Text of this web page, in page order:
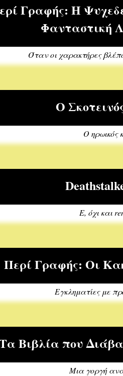
Γραφής: Η
Φανταστική
Όταν οι χαρακτήρες
Ο
Ο ηρωικός
Ε, όχι και
Περί Γραφής: Οι
Εγκληματίες με
Βιβλία που
Μια γοργή